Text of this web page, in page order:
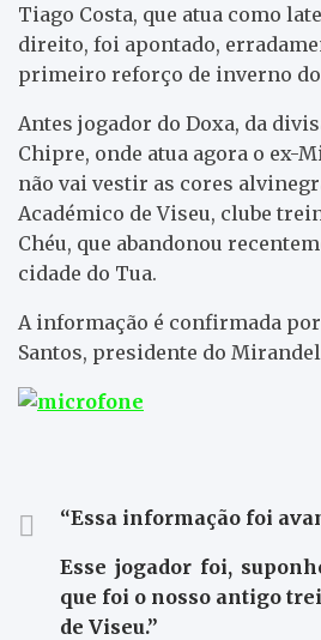
Tiago Costa, que atua como
direito, foi apontado,
primeiro reforço de inverno do
Antes jogador do Doxa, da
Chipre, onde atua agora o ex-
não vai vestir as cores
Académico de Viseu, clube
Chéu, que abandonou
cidade do Tua.
A informação é confirmada
Santos, presidente do
“Essa informação foi
Esse jogador foi,
que foi o nosso antigo
de Viseu.”